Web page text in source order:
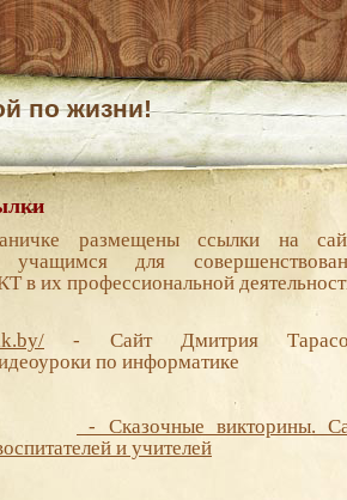
по жизни!
размещены ссылки на
учащимся для
в их профессиональной
- Сайт Дмитрия
по информатике
- Сказочные викторины.
и учителей